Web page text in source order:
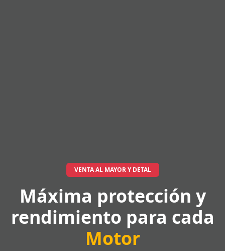
VENTA AL MAYOR Y DETAL
Máxima protección y
rendimiento para cada
Motor